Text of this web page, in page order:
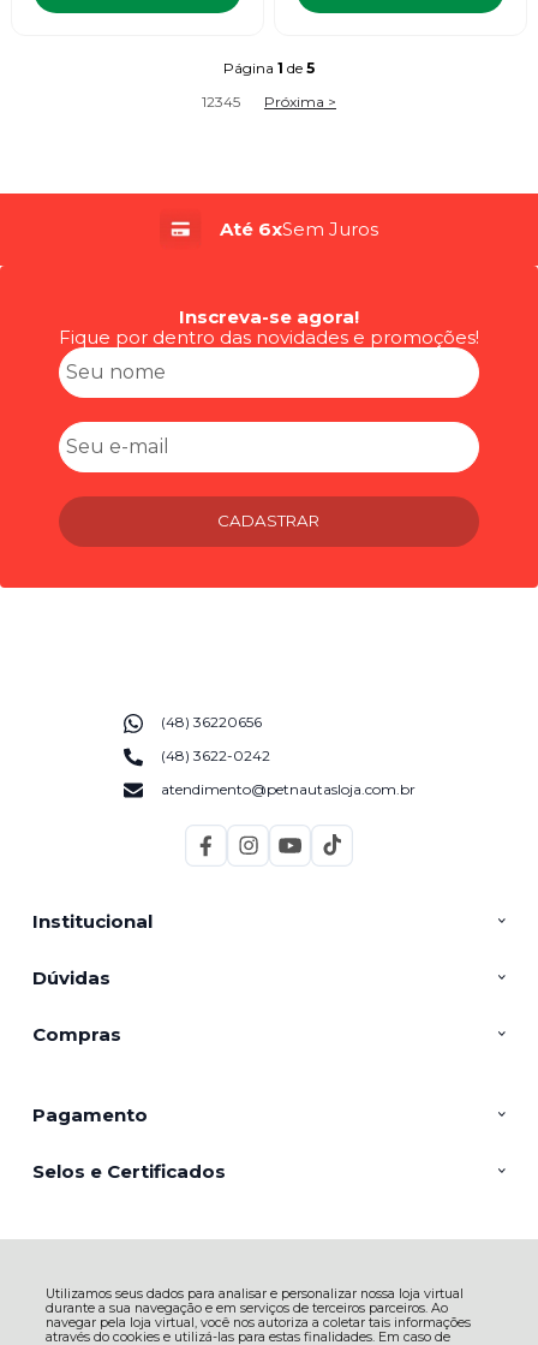
Utilizamos seus dados para analisar e personalizar nossa loja virtual
durante a sua navegação e em serviços de terceiros parceiros. Ao
navegar pela loja virtual, você nos autoriza a coletar tais informações
através do cookies e utilizá-las para estas finalidades. Em caso de
Página 1 de 5
12345 Próxima >
Até 6xSem Juros
Inscreva-se agora!
Fique por dentro das novidades e promoções!
CADASTRAR
Institucional
Dúvidas
Compras
(48) 36220656
(48) 3622-0242
atendimento@petnautasloja.com.br
Pagamento
Selos e Certificados
2949 - Aeroporto - 88705-005 - Tubarão - SC
CNPJ: 23.127.537/0001-12 | © Todos os direitos reservados - Petnautas -
2026